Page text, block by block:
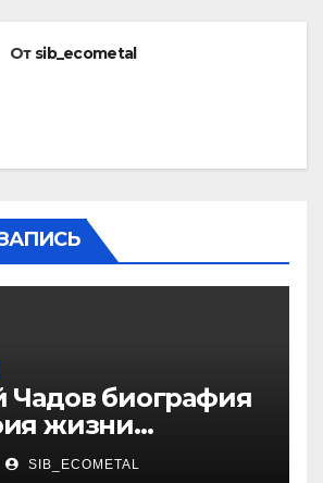
От sib_ecometal
Чадов биография
жизни
актера
SIB_ECOMETAL